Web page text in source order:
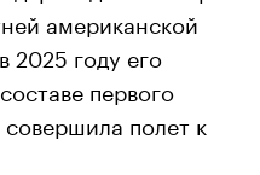
американской
2025 году его
первого
полет к